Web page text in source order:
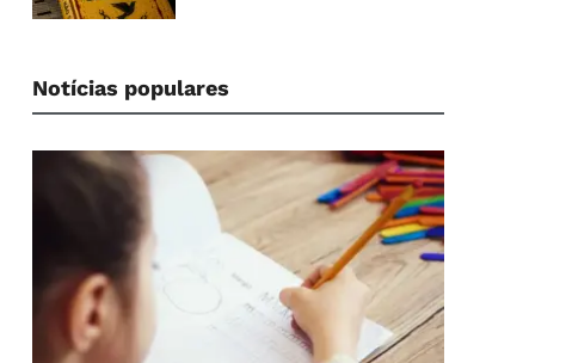
Notícias populares